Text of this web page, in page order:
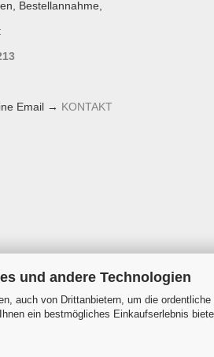
und andere Technologien
auch von Drittanbietern, um die
ein bestmögliches Einkaufserlebnis
Bestellannahme,
Email → KONTAKT